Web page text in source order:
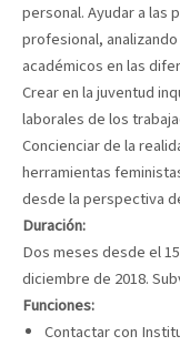
personal. Ayudar a las
profesional,
académicos en las
Crear en la juventud
laborales de los
Concienciar de la
herramientas
desde la perspectiva
Duración:
Dos meses desde el
diciembre de 2018.
Funciones:
Contactar con